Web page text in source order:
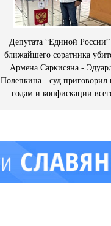
Депутата “Единой
ближайшего соратника
Армена Саркисяна -
Полепкина - суд приговорил
годам и конфискации